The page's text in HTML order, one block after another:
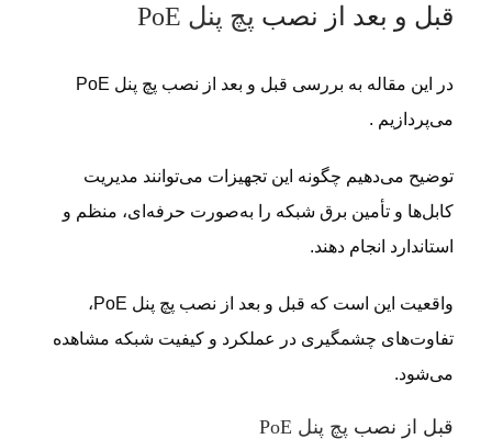
قبل و بعد از نصب پچ پنل PoE
در این مقاله به بررسی قبل و بعد از نصب پچ پنل PoE
می‌پردازیم .
توضیح می‌دهیم چگونه این تجهیزات می‌توانند مدیریت
کابل‌ها و تأمین برق شبکه را به‌صورت حرفه‌ای، منظم و
استاندارد انجام دهند.
واقعیت این است که قبل و بعد از نصب پچ پنل PoE،
تفاوت‌های چشمگیری در عملکرد و کیفیت شبکه مشاهده
می‌شود.
قبل از نصب پچ پنل PoE